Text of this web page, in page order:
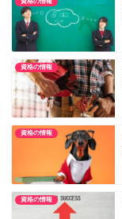
資格の情報
資格の情報
資格の情報